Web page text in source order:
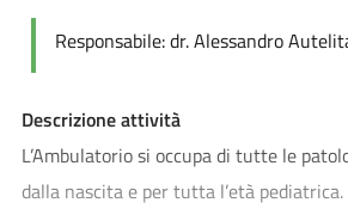
Responsabile: dr. Alessandro
Descrizione attività
L’Ambulatorio si occupa di tutte le
dalla nascita e per tutta l’età